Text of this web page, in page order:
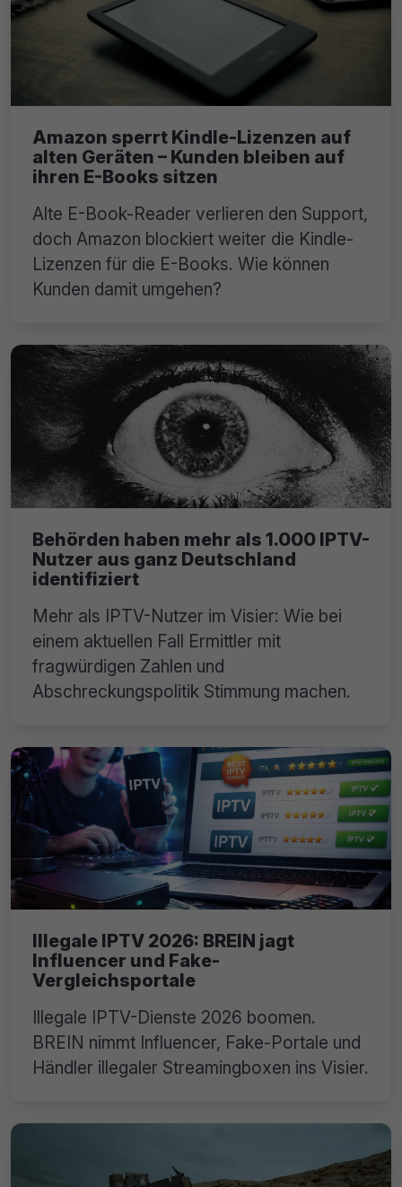
Amazon sperrt Kindle-Lizenzen auf
alten Geräten – Kunden bleiben auf
ihren E-Books sitzen
Alte E-Book-Reader verlieren den Support,
doch Amazon blockiert weiter die Kindle-
Lizenzen für die E-Books. Wie können
Kunden damit umgehen?
Behörden haben mehr als 1.000 IPTV-
Nutzer aus ganz Deutschland
identifiziert
Mehr als IPTV-Nutzer im Visier: Wie bei
einem aktuellen Fall Ermittler mit
fragwürdigen Zahlen und
Abschreckungspolitik Stimmung machen.
Illegale IPTV 2026: BREIN jagt
Influencer und Fake-
Vergleichsportale
Illegale IPTV-Dienste 2026 boomen.
BREIN nimmt Influencer, Fake-Portale und
Händler illegaler Streamingboxen ins Visier.